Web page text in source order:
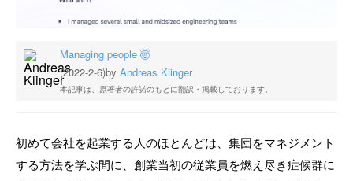
Managing people 🤯
(2022-2-6)by Andreas Klinger
本記事は、原著者の許諾のもとに翻訳・掲載しております。
初めて会社を起業する人のほとんどは、集団をマネジメント
する方法を学ぶ間に、創業当初の従業員を燃え尽き症候群に